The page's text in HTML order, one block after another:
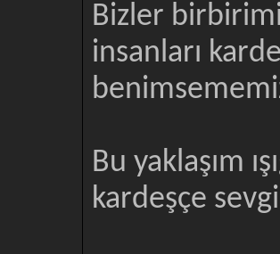
Bizler
insanları
Bu yaklaşım
kardeşçe